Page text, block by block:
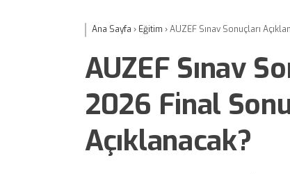
Ana Sayfa › Eğitim ›AUZEF Sınav Sonuçları
AUZEF Sınav
2026 Final
Açıklanacak?